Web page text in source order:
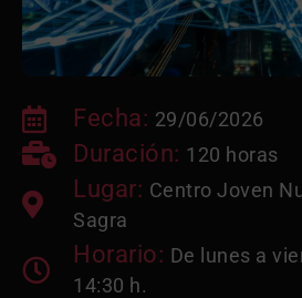
Fecha: 29/06/2026
Duración: 120 horas
Lugar: Centro Joven
Sagra
Horario: De lunes a
14:30 h.